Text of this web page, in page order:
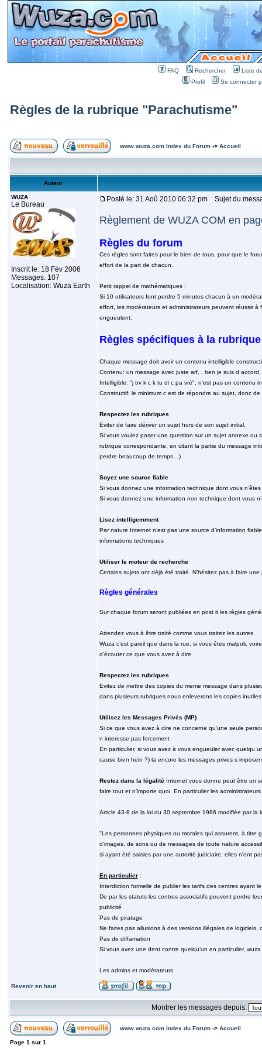
FAQ Rechercher
Liste
Profil
Se connecter
Règles de la rubrique "Parachutisme"
www.wuza.com Index du Forum-> Accueil
Auteur
WUZA
Le Bureau
Inscrit le: 18 Fév 2006
Messages: 107
Localisation: Wuza Earth
Posté le: 31 Aoû 2010 06:32 pm Sujet du
Règlement de WUZA COM en
Règles du forum
Ces règles sont faites pour le bien de tous, pour que le
effort de la part de chacun.
Petit rappel de mathématiques :
Si 10 utilisateurs font perdre 5 minutes chacun à un
effort, les modérateurs et administrateurs peuvent réussir
engueulent.
Règles spécifiques à la
Chaque message doit avoir un contenu intelligible
Contenu: un message avec juste arf, , ben je suis d
Intelligible: "j trv k c k tu di c pa vré", n'est pas un contenu
Constructif: le minimum c est de répondre au sujet, donc
Respectez les rubriques
Eviter de faire dériver un sujet hors de son sujet initial.
Si vous voulez poser une question sur un sujet annexe ou
rubrique correspondante, en citant la partie du message
perdre beaucoup de temps…)
Soyez une source fiable
Si vous donnez une information technique dont vous
Si vous donnez une information non technique dont vous
Lisez intelligemment
Par nature Internet n’est pas une source d’information
informations techniques
Utiliser le moteur de recherche
Certains sujets ont déjà été traité. N’hésitez pas à faire
Règles générales
Sur chaque forum seront publiées en post it les règles
Attendez vous à être traité comme vous traitez les autres
Wuza c’est pareil que dans la rue, si vous êtes malpoli,
d’écouter ce que vous avez à dire.
Respectez les rubriques
Evitez de mettre des copies du meme message dans
dans plusieurs rubriques nous enleverons les copies inutiles
Utilisez les Messages Privés (MP)
Si ce que vous avez à dire ne concerne qu’une seule
n interesse pas forcement
En particulier, si vous avez à vous engueuler avec quelqu
cause bien hein ?) la encore les messages prives s
Restez dans la légalité Internet vous donne peut être un
faire tout et n’importe quoi. En particulier les
Article 43-8 de la loi du 30 septembre 1986 modifiée par la
"Les personnes physiques ou morales qui assurent, à titre
d'images, de sons ou de messages de toute nature
si ayant été saisies par une autorité judiciaire, elles n'ont
En particulier:
Interdiction formelle de publier les tarifs des centres ayant
De par les statuts les centres associatifs peuvent perdre
publicité
Pas de piratage
Ne faites pas allusions à des versions illégales de logiciels,
Pas de diffamation
Si vous avez une dent contre quelqu’un en particulier,
Les admins et modérateurs
Revenir en haut
Montrer les messages depuis:
www.wuza.com Index du Forum-> Accueil
Page 1 sur 1